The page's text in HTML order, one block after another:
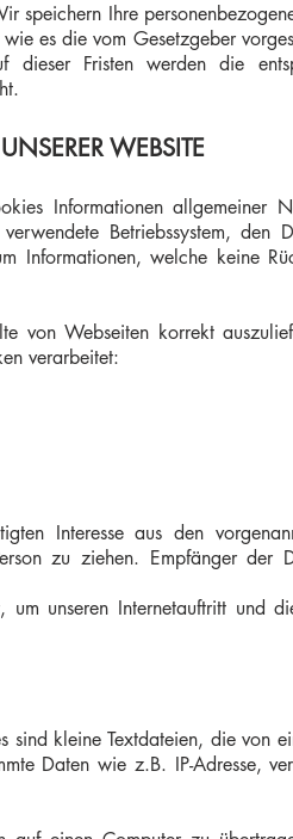
speichern Ihre
es die vom Gesetzgeber
Fristen werden die
WEBSITE
Informationen allgemeiner
Betriebssystem, den
Informationen, welche keine
von Webseiten korrekt
verarbeitet:
Interesse aus den
zu ziehen. Empfänger der
unseren Internetauftritt und
kleine Textdateien, die von
Daten wie z.B. IP-Adresse,